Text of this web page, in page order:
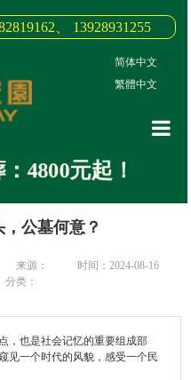
、 13928931255
简体中文
繁體中文
4800元起！
公墓何意？
来源：
时间：2024-08-16
分类：
，也是社会记忆的重要组成部
见一个时代的风貌，感受一个民